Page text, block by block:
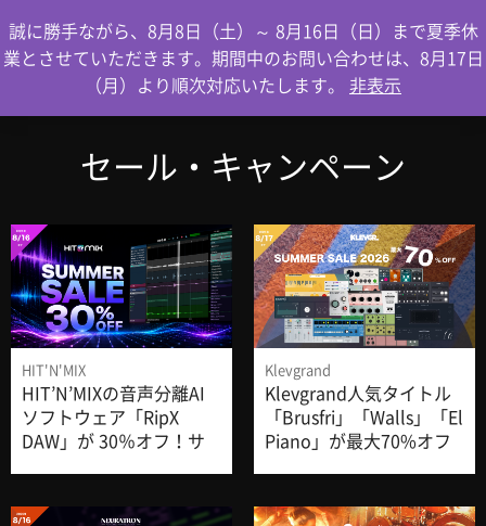
ホーム
ブログ記事一覧
取扱ブランド
プロダクトリスト
サポート
0
セール・キャンペーン
HIT'N'MIX
HIT’N’MIXの音声分離AI
ソフトウェア「RipX
DAW」が 30％オフ！サ
Klevgrand
Klevgrand人気タイトル
「Brusfri」「Walls」「El
Piano」が最大70%オフ
誠に勝手ながら、8月8日（土）～ 8月16日（日）まで夏季休
業とさせていただきます。期間中のお問い合わせは、8月17日
（月）より順次対応いたします。 非表示